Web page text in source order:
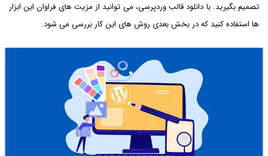
تصمیم بگیرید. با دانلود قالب وردپرسی، می توانید از مزیت های فراوان این ابزار
ها استفاده کنید که در بخش بعدی روش های این کار بررسی می شود.